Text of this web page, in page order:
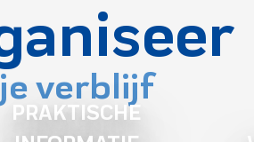
je verblijf
PRAKTISCHE